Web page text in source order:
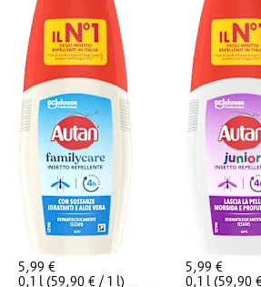
5,99 €
0,1 l (59,90 € / 1 l)
5,99 €
0,1 l (59,90